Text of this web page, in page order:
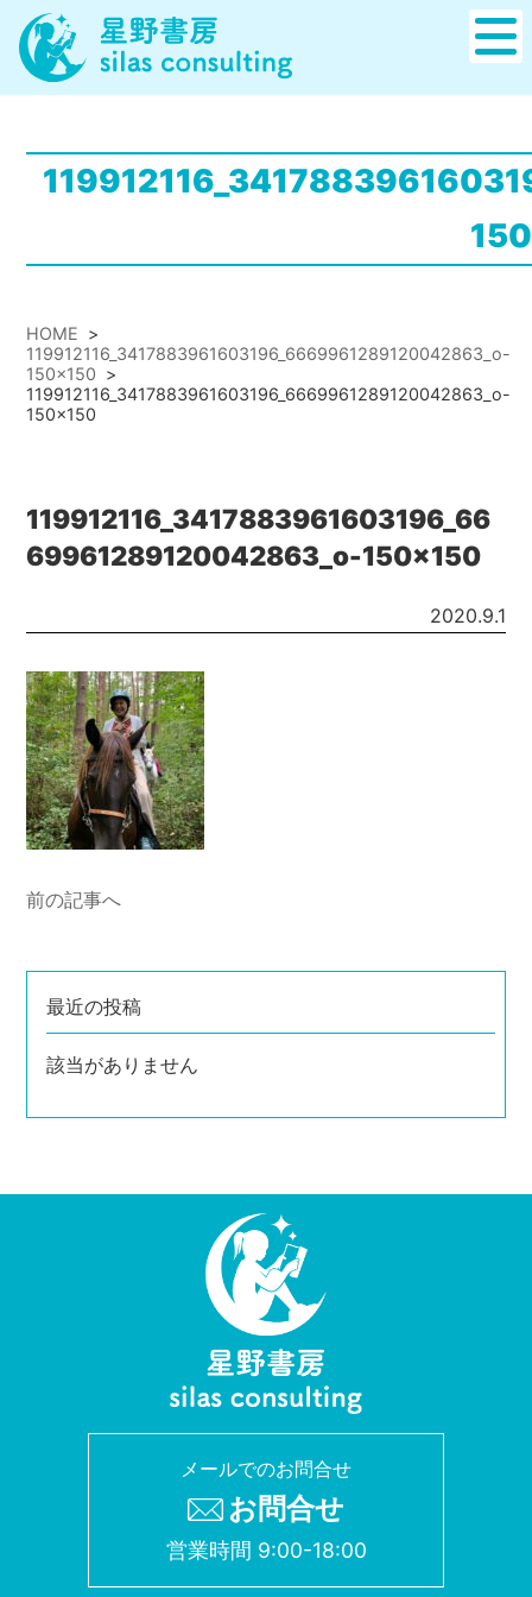
HOME >
119912116_3417883961603196_6669961289120042863_o-
150x150 >
119912116_3417883961603196_6669961289120042863_o-
150x150
119912116_3417883961603196_66
69961289120042863_o-150x150
2020.9.1
前の記事へ
最近の投稿
該当がありません
メールでのお問合せ
お問合せ
営業時間 9:00-18:00